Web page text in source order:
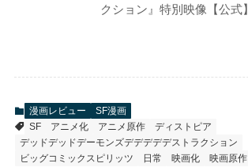
クション』特別映像【公式】
漫画レビュー
SF漫画
SF
アニメ化 アニメ原作
ディストピア
デッドデッドデーモンズデデデデデストラクション
ビッグコミックスピリッツ
日常 映画化 映画原作